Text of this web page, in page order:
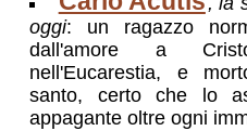
oggi: un ragazzo
dall'amore a
nell'Eucarestia, e
santo, certo che lo
appagante oltre ogni